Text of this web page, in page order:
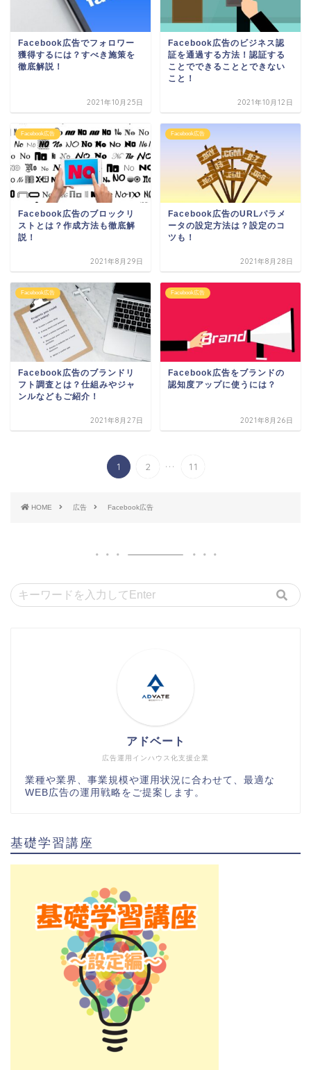
Facebook広告でフォロワー
獲得するには？すべき施策を
徹底解説！
2021年10月25日
Facebook広告のビジネス認
証を通過する方法！認証する
ことでできることとできない
こと！
2021年10月12日
Facebook広告
Facebook広告のブロックリ
ストとは？作成方法も徹底解
説！
2021年8月29日
Facebook広告
Facebook広告のURLパラメ
ータの設定方法は？設定のコ
ツも！
2021年8月28日
Facebook広告
Facebook広告のブランドリ
フト調査とは？仕組みやジャ
ンルなどもご紹介！
2021年8月27日
Facebook広告
Facebook広告をブランドの
認知度アップに使うには？
2021年8月26日
1 2 ... 11
HOME 広告 Facebook広告
広告運用インハウス化支援企業
アドベート
業種や業界、事業規模や運用状況に合わせて、最適な
WEB広告の運用戦略をご提案します。
基礎学習講座